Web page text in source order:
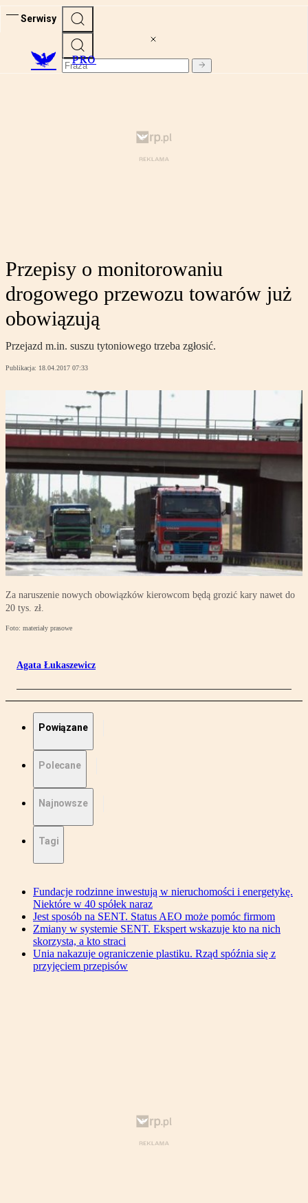
Serwisy
PRO
Przepisy o monitorowaniu
drogowego przewozu towarów już
obowiązują
Przejazd m.in. suszu tytoniowego trzeba zgłosić.
Publikacja: 18.04.2017 07:33
Za naruszenie nowych obowiązków kierowcom będą grozić kary nawet do
20 tys. zł.
Foto: materiały prasowe
Agata Łukaszewicz
Powiązane
Polecane
Najnowsze
Tagi
Fundacje rodzinne inwestują w nieruchomości i energetykę.
Niektóre w 40 spółek naraz
Jest sposób na SENT. Status AEO może pomóc firmom
Zmiany w systemie SENT. Ekspert wskazuje kto na nich
skorzysta, a kto straci
Unia nakazuje ograniczenie plastiku. Rząd spóźnia się z
przyjęciem przepisów